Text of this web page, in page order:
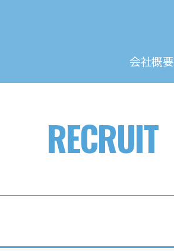
会社概要
RECRUIT